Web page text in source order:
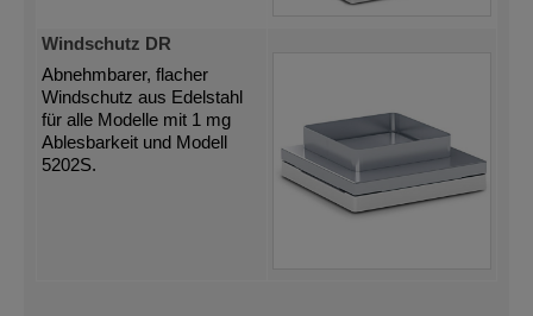
Windschutz DR
Abnehmbarer, flacher
Windschutz aus Edelstahl
für alle Modelle mit 1 mg
Ablesbarkeit und Modell
5202S.